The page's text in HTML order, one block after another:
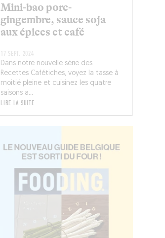
Mini-bao porc-
gingembre, sauce soja
aux épices et café
17 SEPT. 2024
Dans notre nouvelle série des
Recettes Cafétiches, voyez la tasse à
moitié pleine et cuisinez les quatre
saisons a...
LIRE LA SUITE